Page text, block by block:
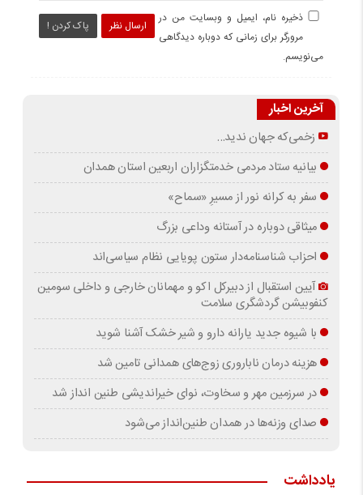
ارسال نظر پاک کردن !
ذخیره نام، ایمیل و وبسایت من در
مرورگر برای زمانی که دوباره دیدگاهی
می‌نویسم.
آخرین اخبار
زخمی‌که جهان ندید…
بیانیه ستاد مردمی خدمتگزاران اربعین استان همدان
سفر به کرانه‌ نور از مسیرِ «سماح»
میثاقی دوباره در آستانه‌ وداعی بزرگ
احزاب شناسنامه‌دار ستون پویایی نظام سیاسی‌اند
آیین استقبال از دبیرکل اکو و مهمانان خارجی و داخلی سومین
کنفوبیشن گردشگری سلامت
با شیوه جدید یارانه دارو و شیر خشک آشنا شوید
هزینه درمان ناباروری زوج‌های همدانی تامین شد
در سرزمین مهر و سخاوت، نوای خیراندیشی طنین انداز شد
صدای وزنه‌ها در همدان طنین‌انداز می‌شود
یادداشت